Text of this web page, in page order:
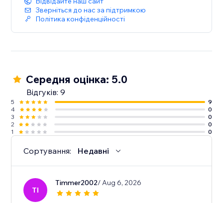
Зверніться до нас за підтримкою
Політика конфіденційності
Середня оцінка: 5.0
Відгуків: 9
5
9
4
0
3
0
2
0
1
0
Сортування: Недавні
TI
Timmer2002/ Aug 6, 2026